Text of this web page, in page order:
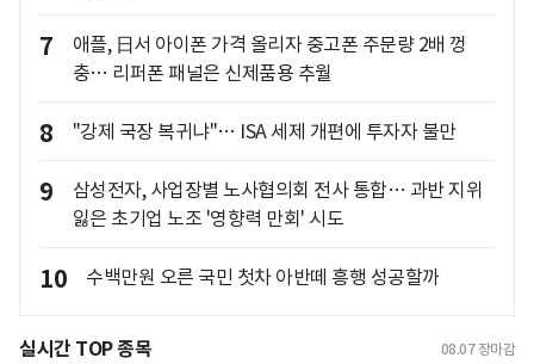
7
애플, 日서 아이폰 가격 올리자 중고폰 주문량 2배 껑
충… 리퍼폰 패널은 신제품용 추월
8 "강제 국장 복귀냐"… ISA 세제 개편에 투자자 불만
9
삼성전자, 사업장별 노사협의회 전사 통합… 과반 지위
잃은 초기업 노조 '영향력 만회' 시도
10 수백만원 오른 국민 첫차 아반떼 흥행 성공할까
실시간 TOP 종목 08.07 장마감